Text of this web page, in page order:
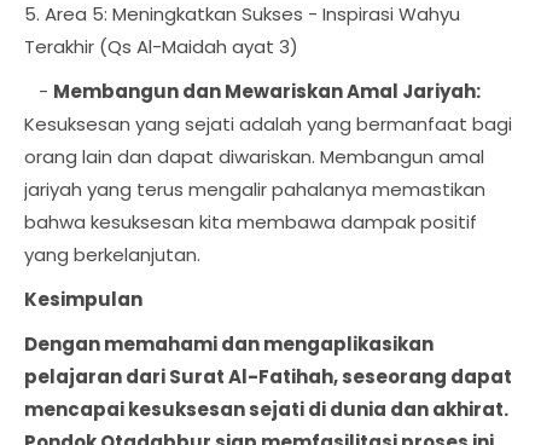
5. Area 5: Meningkatkan Sukses - Inspirasi Wahyu
Terakhir (Qs Al-Maidah ayat 3)
- Membangun dan Mewariskan Amal Jariyah:
Kesuksesan yang sejati adalah yang bermanfaat bagi
orang lain dan dapat diwariskan. Membangun amal
jariyah yang terus mengalir pahalanya memastikan
bahwa kesuksesan kita membawa dampak positif
yang berkelanjutan.
Kesimpulan
Dengan memahami dan mengaplikasikan
pelajaran dari Surat Al-Fatihah, seseorang dapat
mencapai kesuksesan sejati di dunia dan akhirat.